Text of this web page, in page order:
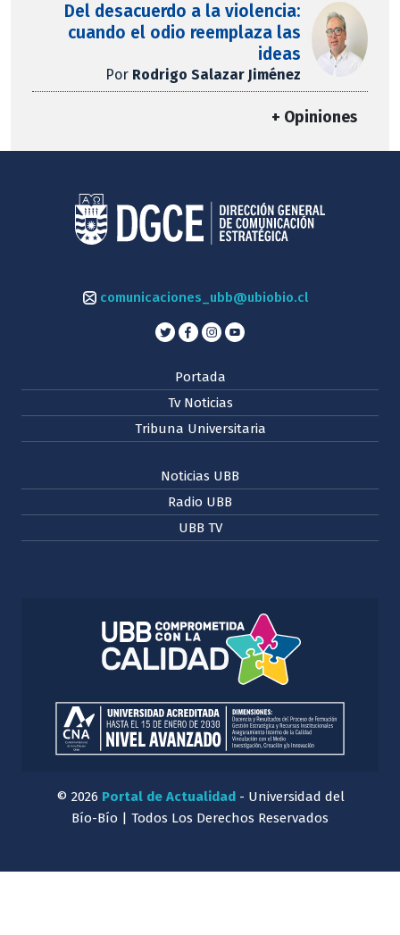
Del desacuerdo a la violencia:
cuando el odio reemplaza las
ideas
Por Rodrigo Salazar Jiménez
+ Opiniones
comunicaciones_ubb@ubiobio.cl
Portada
Tv Noticias
Tribuna Universitaria
Noticias UBB
Radio UBB
UBB TV
© 2026 Portal de Actualidad- Universidad del
Bío-Bío | Todos Los Derechos Reservados